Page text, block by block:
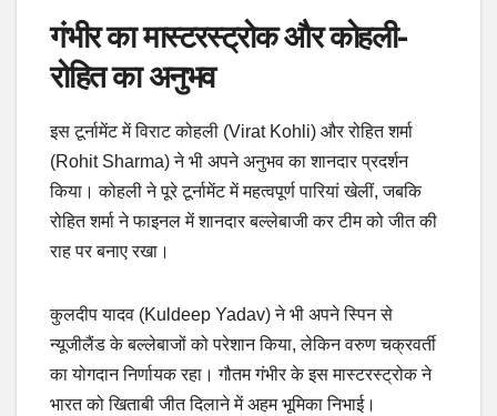
गंभीर का मास्टरस्ट्रोक और कोहली-
रोहित का अनुभव
इस टूर्नामेंट में विराट कोहली (Virat Kohli) और रोहित शर्मा
(Rohit Sharma) ने भी अपने अनुभव का शानदार प्रदर्शन
किया। कोहली ने पूरे टूर्नामेंट में महत्वपूर्ण पारियां खेलीं, जबकि
रोहित शर्मा ने फाइनल में शानदार बल्लेबाजी कर टीम को जीत की
राह पर बनाए रखा।
कुलदीप यादव (Kuldeep Yadav) ने भी अपने स्पिन से
न्यूजीलैंड के बल्लेबाजों को परेशान किया, लेकिन वरुण चक्रवर्ती
का योगदान निर्णायक रहा। गौतम गंभीर के इस मास्टरस्ट्रोक ने
भारत को खिताबी जीत दिलाने में अहम भूमिका निभाई।